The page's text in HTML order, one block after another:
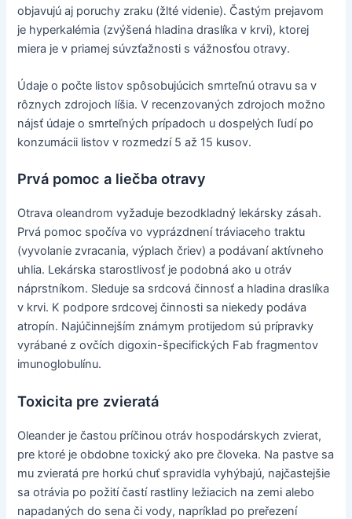
objavujú aj poruchy zraku (žlté videnie). Častým prejavom
je hyperkalémia (zvýšená hladina draslíka v krvi), ktorej
miera je v priamej súvzťažnosti s vážnosťou otravy.
Údaje o počte listov spôsobujúcich smrteľnú otravu sa v
rôznych zdrojoch líšia. V recenzovaných zdrojoch možno
nájsť údaje o smrteľných prípadoch u dospelých ľudí po
konzumácii listov v rozmedzí 5 až 15 kusov.
Prvá pomoc a liečba otravy
Otrava oleandrom vyžaduje bezodkladný lekársky zásah.
Prvá pomoc spočíva vo vyprázdnení tráviaceho traktu
(vyvolanie zvracania, výplach čriev) a podávaní aktívneho
uhlia. Lekárska starostlivosť je podobná ako u otráv
náprstníkom. Sleduje sa srdcová činnosť a hladina draslíka
v krvi. K podpore srdcovej činnosti sa niekedy podáva
atropín. Najúčinnejším známym protijedom sú prípravky
vyrábané z ovčích digoxin-špecifických Fab fragmentov
imunoglobulínu.
Toxicita pre zvieratá
Oleander je častou príčinou otráv hospodárskych zvierat,
pre ktoré je obdobne toxický ako pre človeka. Na pastve sa
mu zvieratá pre horkú chuť spravidla vyhýbajú, najčastejšie
sa otrávia po požití častí rastliny ležiacich na zemi alebo
napadaných do sena či vody, napríklad po preřezení